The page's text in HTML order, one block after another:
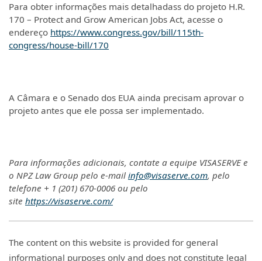
Para obter informações mais detalhadass do projeto H.R.
170 – Protect and Grow American Jobs Act, acesse o
endereço https://www.congress.gov/bill/115th-
congress/house-bill/170
A Câmara e o Senado dos EUA ainda precisam aprovar o
projeto antes que ele possa ser implementado.
Para informações adicionais, contate a equipe VISASERVE e
o NPZ Law Group pelo e-mail info@visaserve.com, pelo
telefone + 1 (201) 670-0006ou pelo
site https://visaserve.com/
The content on this website is provided for general
informational purposes only and does not constitute legal